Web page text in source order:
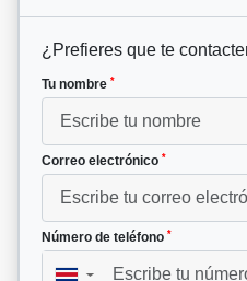
¿Prefieres que te
Tu nombre *
Correo electrónico *
Número de teléfono *
▼